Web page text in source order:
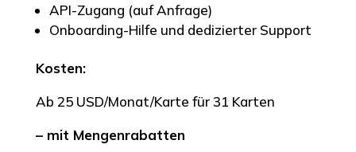
API-Zugang (auf Anfrage)
Onboarding-Hilfe und dedizierter Support
Kosten:
Ab 25 USD/Monat/Karte für 31 Karten
– mit Mengenrabatten